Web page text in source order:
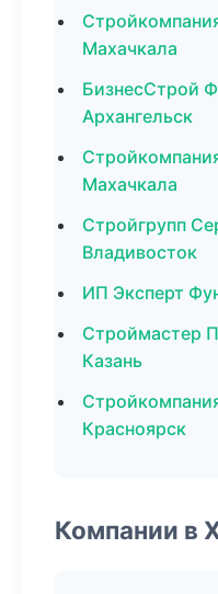
Махачкала
БизнесСтрой
Архангельск
Махачкала
Стройгрупп
Владивосток
ИП Эксперт
Строймастер
Казань
Красноярск
Компании в